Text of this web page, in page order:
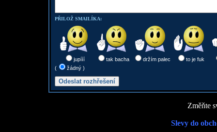
PŘILOŽ SMAILÍKA:
jupííí tak bacha držím palec
to je fuk
(
žádný )
Změňte
Slevy do